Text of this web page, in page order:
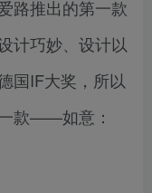
路推出的第一款
计巧妙、设计以
国IF大奖，所以
款——如意：